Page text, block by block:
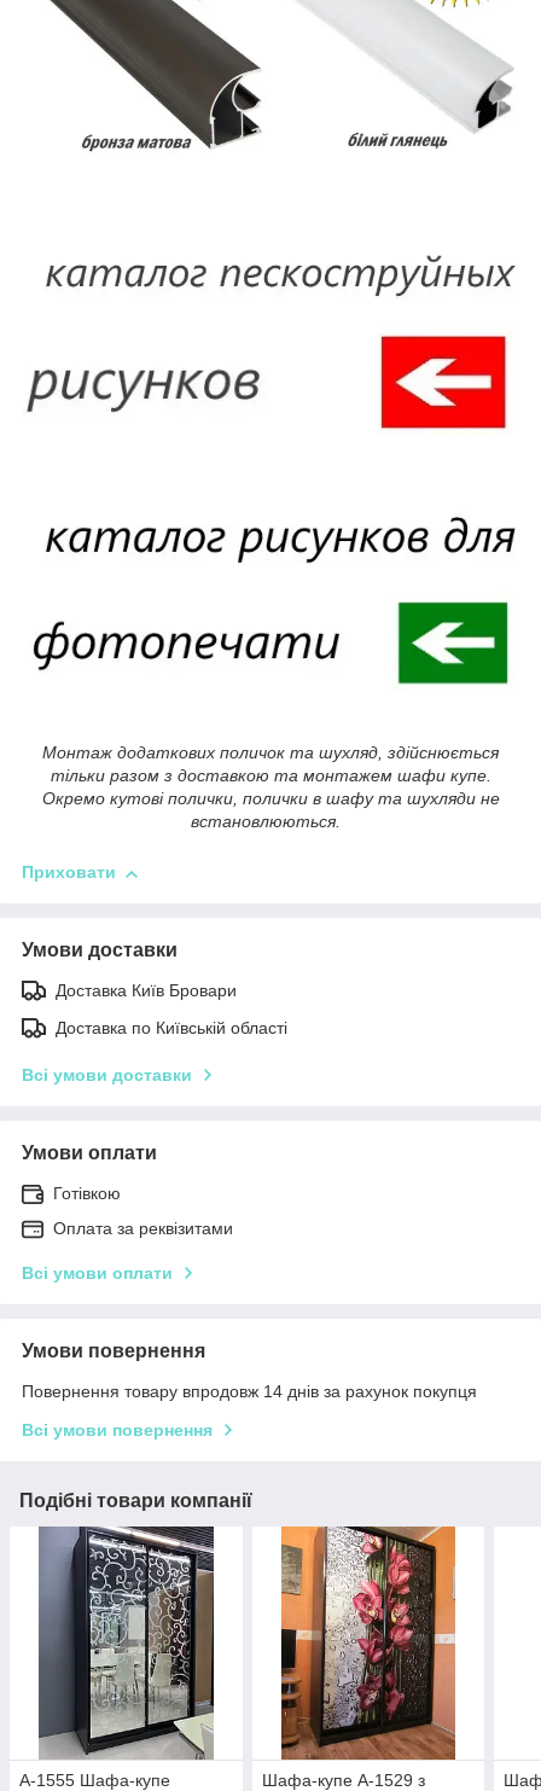
Монтаж додаткових поличок та шухляд, здійснюється
тільки разом з доставкою та монтажем шафи купе.
Окремо кутові полички, полички в шафу та шухляди не
встановлюються.
Приховати
Умови доставки
Доставка Київ Бровари
Доставка по Київській області
Всі умови доставки
Умови оплати
Готівкою
Оплата за реквізитами
Всі умови оплати
Умови повернення
Повернення товару впродовж 14 днів за рахунок покупця
Всі умови повернення
Подібні товари компанії
А-1555 Шафа-купе
Шафа-купе А-1529 з